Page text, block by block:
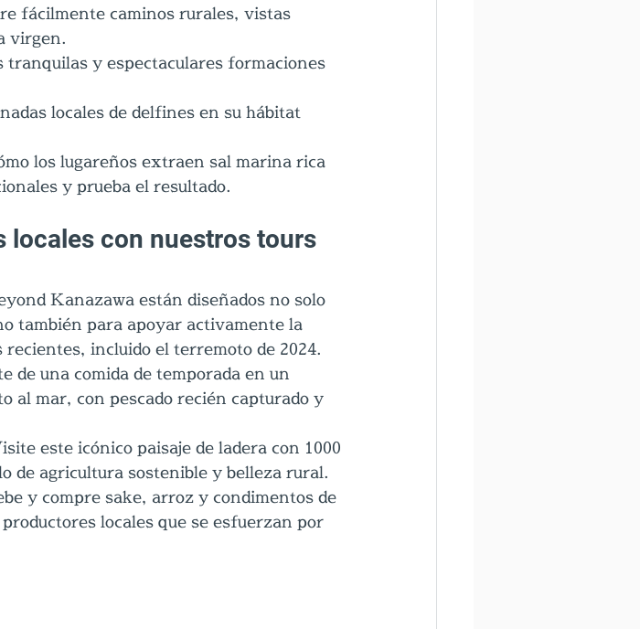
fácilmente caminos rurales, vistas
virgen.
tranquilas y espectaculares formaciones
locales de delfines en su hábitat
los lugareños extraen sal marina rica
y prueba el resultado.
locales con nuestros tours
Kanazawa están diseñados no solo
también para apoyar activamente la
incluido el terremoto de 2024.
de una comida de temporada en un
al mar, con pescado recién capturado y
este icónico paisaje de ladera con 1000
de agricultura sostenible y belleza rural.
y compre sake, arroz y condimentos de
locales que se esfuerzan por